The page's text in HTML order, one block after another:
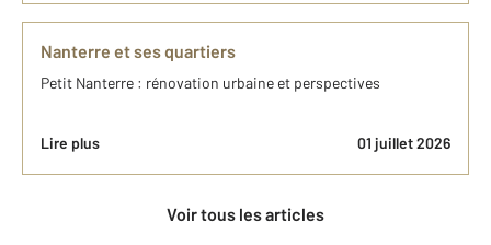
Nanterre et ses quartiers
Petit Nanterre : rénovation urbaine et perspectives
Lire plus 01 juillet 2026
Voir tous les articles